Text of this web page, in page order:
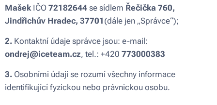
MašekIČO 72182644 se sídlem Řečička 760,
Jindřichův Hradec, 37701 (dále jen „Správce“);
2. Kontaktní údaje správce jsou: e-mail:
ondrej@iceteam.cz, tel.: +420 773000383
3. Osobními údaji se rozumí všechny informace
identifikující fyzickou nebo právnickou osobu.